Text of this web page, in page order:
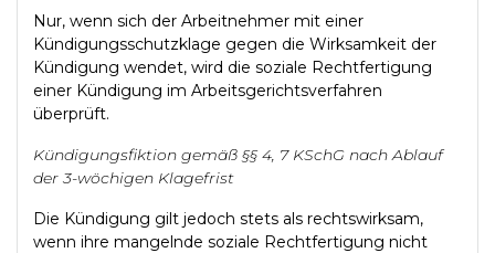
Nur, wenn sich der Arbeitnehmer mit einer
Kündigungsschutzklage gegen die Wirksamkeit der
Kündigung wendet, wird die soziale Rechtfertigung
einer Kündigung im Arbeitsgerichtsverfahren
überprüft.
Kündigungsfiktion gemäß §§ 4, 7 KSchG nach Ablauf
der 3-wöchigen Klagefrist
Die Kündigung gilt jedoch stets als rechtswirksam,
wenn ihre mangelnde soziale Rechtfertigung nicht